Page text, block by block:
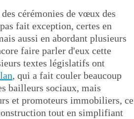
cérémonies de vœux des
fait exception, certes en
aussi en abordant plusieurs
faire parler d'eux cette
textes législatifs ont
, qui a fait couler beaucoup
bailleurs sociaux, mais
et promoteurs immobiliers, ce
tout en simplifiant